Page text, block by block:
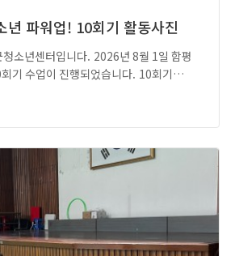
년 파워업! 10회기 활동사진
입니다. 2026년 8월 1일 함평
청소년 파워업! 10회기 수업이 진행되었습니다. 10회기…